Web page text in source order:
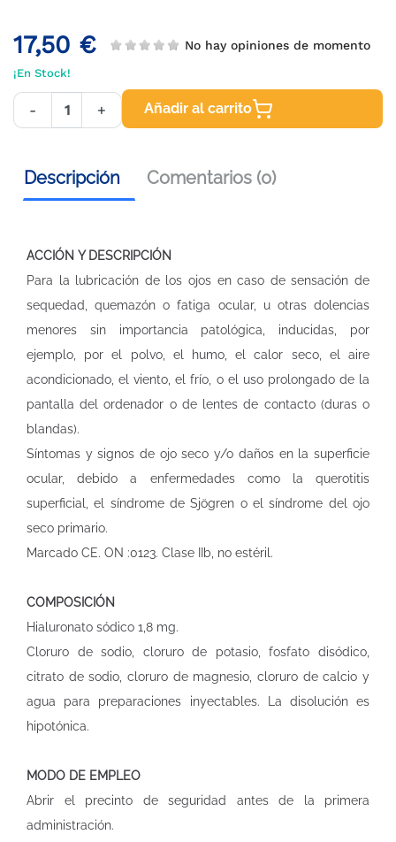
17,50 € No hay opiniones de momento
¡En Stock!
- + Añadir al carrito
Descripción Comentarios (0)
ACCIÓN Y DESCRIPCIÓN
Para la lubricación de los ojos en caso de sensación de
sequedad, quemazón o fatiga ocular, u otras dolencias
menores sin importancia patológica, inducidas, por
ejemplo, por el polvo, el humo, el calor seco, el aire
acondicionado, el viento, el frío, o el uso prolongado de la
pantalla del ordenador o de lentes de contacto (duras o
blandas).
Síntomas y signos de ojo seco y/o daños en la superficie
ocular, debido a enfermedades como la querotitis
superficial, el síndrome de Sjögren o el síndrome del ojo
seco primario.
Marcado CE. ON :0123. Clase IIb, no estéril.
COMPOSICIÓN
Hialuronato sódico 1,8 mg.
Cloruro de sodio, cloruro de potasio, fosfato disódico,
citrato de sodio, cloruro de magnesio, cloruro de calcio y
agua para preparaciones inyectables. La disolución es
hipotónica.
MODO DE EMPLEO
Abrir el precinto de seguridad antes de la primera
administración.